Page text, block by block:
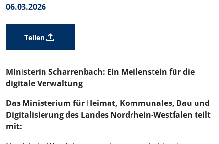
06.03.2026
Teilen
Ministerin Scharrenbach: Ein Meilenstein für die
digitale Verwaltung
Das Ministerium für Heimat, Kommunales, Bau und
Digitalisierung des Landes Nordrhein-Westfalen teilt
mit: